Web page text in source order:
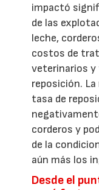
impactó
de las
leche,
costos de
veterinarios y
reposición.
tasa de
corderos y
de la
aún más los
Desde el